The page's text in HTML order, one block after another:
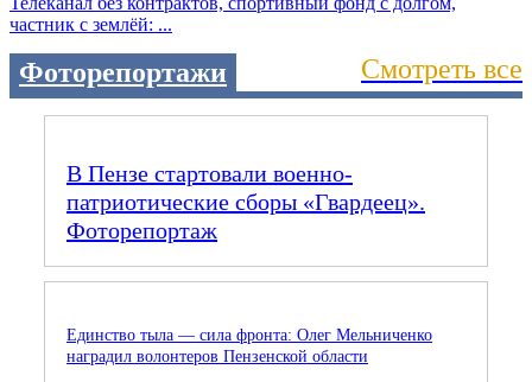
частник с землёй: ...
Фоторепортажи Смотреть все
В Пензе стартовали военно-
патриотические сборы «Гвардеец».
Фоторепортаж
Единство тыла — сила фронта: Олег Мельниченко
наградил волонтеров Пензенской области